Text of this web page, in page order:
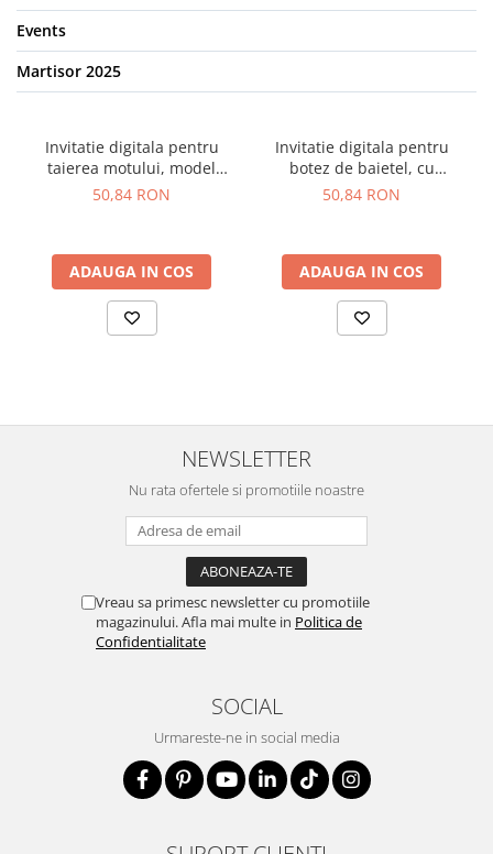
Events
Martisor 2025
Invitatie digitala pentru
taierea motului, model
Mickey
50,84 RON
ADAUGA IN COS
Invitatie digitala pentru
botez de baietel, cu
fotografie
50,84 RON
ADAUGA IN COS
NEWSLETTER
Nu rata ofertele si promotiile noastre
Vreau sa primesc newsletter cu promotiile
magazinului. Afla mai multe in Politica de
Confidentialitate
SOCIAL
Urmareste-ne in social media